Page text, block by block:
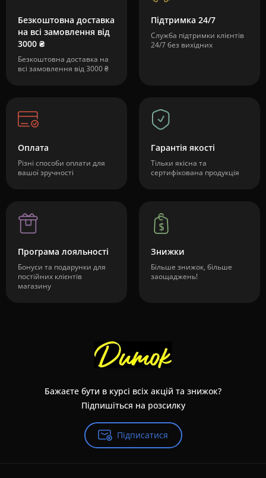
Безкоштовна доставка
на всі замовлення від
3000 ₴
Безкоштовна доставка на
всі замовлення від 3000 ₴
Підтримка 24/7
Служба підтримки клієнтів
24/7 без вихідних
Оплата
Різні способи оплати для
вашої зручності
Гарантія якості
Тільки якісна та
сертифікована продукція
Програма лояльності
Бонуси та подарунки для
постійних клієнтів
магазину
Знижки
Більше знижок, більше
заощаджень!
Бажаєте бути в курсі всіх акцій та знижок?
Підпишіться на розсилку
Підписатися